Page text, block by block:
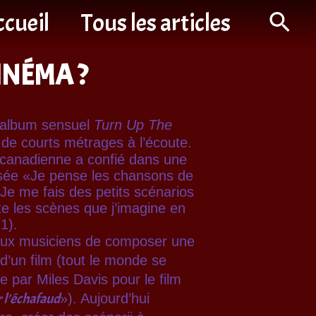
Tous les articles
?
sensuel Turn Up The
courts métrages à l’écoute.
a confié dans une
«Je pense les chansons de
Je me fais des petits scénarios
les scènes que j’imagine en
musiciens de composer une
film (tout le monde se
par Miles Davis pour le film
»). Aujourd’hui